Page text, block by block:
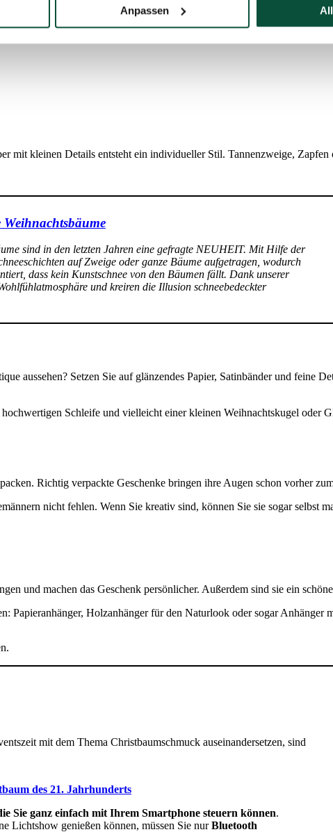
Anpassen
mit kleinen Details entsteht ein individueller Stil. Tannenzweige, Zapfen
Weihnachtsbäume
sind in den letzten Jahren eine gefragte NEUHEIT. Mit Hilfe der
auf Zweige oder ganze Bäume aufgetragen, wodurch
dass kein Kunstschnee von den Bäumen fällt. Dank unserer
und kreiren die Illusion schneebedeckter
aussehen? Setzen Sie auf glänzendes Papier, Satinbänder und feine
Schleife und vielleicht einer kleinen Weihnachtskugel oder
Richtig verpackte Geschenke bringen ihre Augen schon vorher
nicht fehlen. Wenn Sie kreativ sind, können Sie sie sogar selbst
und machen das Geschenk persönlicher. Außerdem sind sie ein
Papieranhänger, Holzanhänger für den Naturlook oder sogar Anhänger
mit dem Thema Christbaumschmuck auseinandersetzen, sind
des 21. Jahrhunderts
Sie ganz einfach mit Ihrem Smartphone steuern können.
Lichtshow genießen können, müssen Sie nurBluetooth